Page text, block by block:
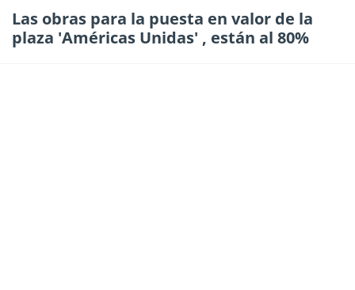
Las obras para la puesta en valor de la
plaza 'Américas Unidas' , están al 80%